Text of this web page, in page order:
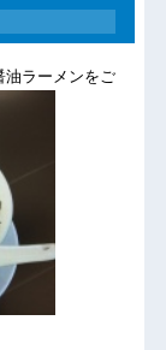
油ラーメンをご